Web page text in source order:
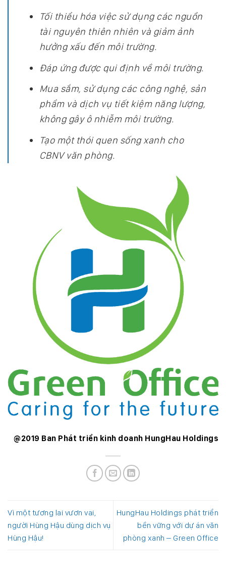
Tối thiểu hóa việc sử dụng các nguồn
tài nguyên thiên nhiên và giảm ảnh
hưởng xấu đến môi trường.
Đáp ứng được qui định về môi trường.
Mua sắm, sử dụng các công nghệ, sản
phẩm và dịch vụ tiết kiệm năng lượng,
không gây ô nhiễm môi trường.
Tạo một thói quen sống xanh cho
CBNV văn phòng.
@2019 Ban Phát triển kinh doanh HungHau Holdings
Vì một tương lai vươn vai,
người Hùng Hậu dùng dịch vụ
Hùng Hậu!
HungHau Holdings phát triển
bền vững với dự án văn
phòng xanh – Green Office